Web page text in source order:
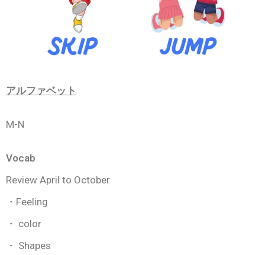
アルファベット
M-N
Vocab
Review April to October
・Feeling
・ color
・ Shapes